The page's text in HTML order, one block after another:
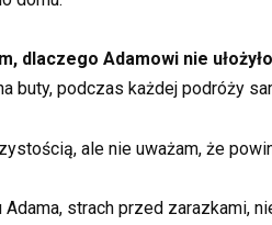
dlaczego Adamowi nie
buty, podczas każdej podróży
ale nie uważam, że
strach przed zarazkami,